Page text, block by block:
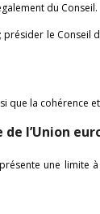
du Conseil.
présider le
la cohérence
l’Union
une limite